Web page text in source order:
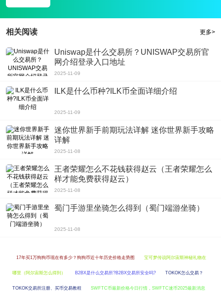
相关阅读 更多>
Uniswap是什么交易所？UNISWAP交易所官
网介绍登录入口地址
2025-11-09
ILK是什么币种?ILK币全面详细介绍
2025-11-09
迷你世界新手前期玩法详解 迷你世界新手攻略
详解
2025-11-08
王者荣耀怎么不花钱获得赵云（王者荣耀怎么
样才能免费获得赵云）
2025-11-08
蜀门手游里坐骑怎么得到（蜀门端游坐骑）
2025-11-08
17年买1万狗狗币现在有多少？狗狗币近十年历史价格走势图 宝可梦传说阿尔宙斯神秘礼物在
哪里（阿尔宙斯怎么得到） B2BX是什么交易所?B2BX交易所安全吗? TOKOK怎么交易？
TOKOK交易所注册、买币交易教程 SWFTC币最新价格今日行情，SWFTC速币2025最新消息